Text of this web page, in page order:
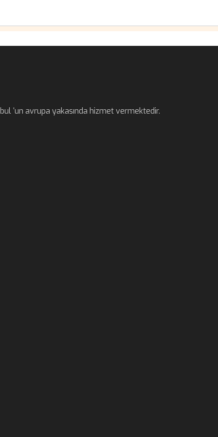
‘un avrupa yakasında hizmet vermektedir.